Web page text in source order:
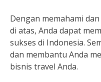
Dengan memahami
di atas, Anda dapat
sukses di Indonesia.
dan membantu Anda
bisnis travel Anda.